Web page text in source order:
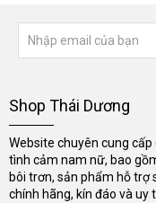
Shop Thái Dương
Website chuyên cung
tình cảm nam nữ, bao
bôi trơn, sản phẩm hỗ trợ
chính hãng, kín đáo và uy